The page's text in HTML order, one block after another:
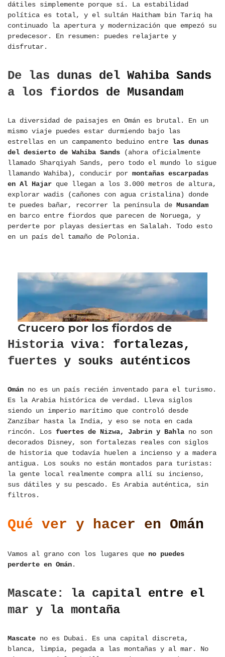
dátiles simplemente porque sí. La estabilidad
política es total, y el sultán Haitham bin Tariq ha
continuado la apertura y modernización que empezó su
predecesor. En resumen: puedes relajarte y
disfrutar.
De las dunas del Wahiba Sands
a los fiordos de Musandam
La diversidad de paisajes en Omán es brutal. En un
mismo viaje puedes estar durmiendo bajo las
estrellas en un campamento beduino entre las dunas
del desierto de Wahiba Sands (ahora oficialmente
llamado Sharqiyah Sands, pero todo el mundo lo sigue
llamando Wahiba), conducir por montañas escarpadas
en Al Hajar que llegan a los 3.000 metros de altura,
explorar wadis (cañones con agua cristalina) donde
te puedes bañar, recorrer la península de Musandam
en barco entre fiordos que parecen de Noruega, y
perderte por playas desiertas en Salalah. Todo esto
en un país del tamaño de Polonia.
Historia viva: fortalezas,
fuertes y souks auténticos
Omán no es un país recién inventado para el turismo.
Es la Arabia histórica de verdad. Lleva siglos
siendo un imperio marítimo que controló desde
Zanzíbar hasta la India, y eso se nota en cada
rincón. Los fuertes de Nizwa, Jabrin y Bahla no son
decorados Disney, son fortalezas reales con siglos
de historia que todavía huelen a incienso y a madera
antigua. Los souks no están montados para turistas:
la gente local realmente compra allí su incienso,
sus dátiles y su pescado. Es Arabia auténtica, sin
filtros.
Qué ver y hacer en Omán
Vamos al grano con los lugares que no puedes
perderte en Omán.
Mascate: la capital entre el
mar y la montaña
Mascate no es Dubai. Es una capital discreta,
blanca, limpia, pegada a las montañas y al mar. No